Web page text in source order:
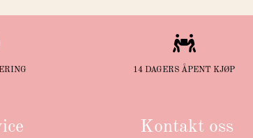

14 DAGERS ÅPENT KJØP
Kontakt oss